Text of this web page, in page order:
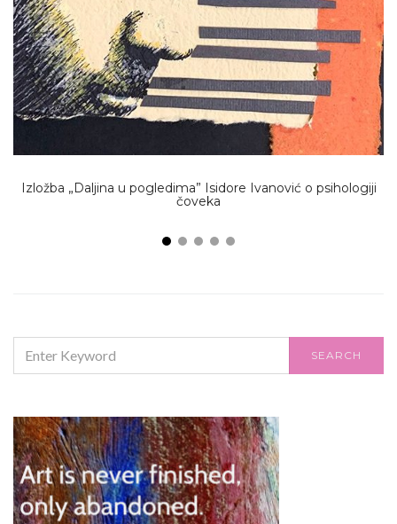
Izložba „Daljina u pogledima” Isidore Ivanović o psihologiji
čoveka
FOR:
SEARCH